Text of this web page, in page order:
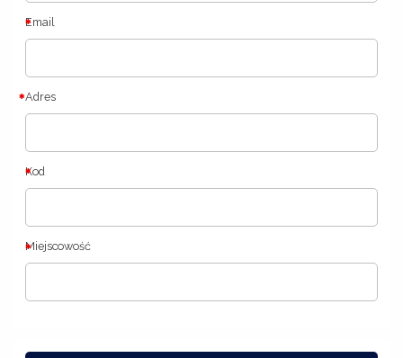
Email
Adres
Kod
Miejscowość